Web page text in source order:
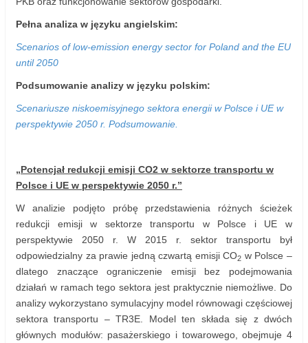
Pełna analiza w języku angielskim:
Scenarios of low-emission energy sector for Poland and the EU
until 2050
Podsumowanie analizy w języku polskim:
Scenariusze niskoemisyjnego sektora energii w Polsce i UE w
perspektywie 2050 r. Podsumowanie.
„Potencjał redukcji emisji CO2 w sektorze transportu w
Polsce i UE w perspektywie 2050 r.”
W analizie podjęto próbę przedstawienia różnych ścieżek
redukcji emisji w sektorze transportu w Polsce i UE w
perspektywie 2050 r. W 2015 r. sektor transportu był
odpowiedzialny za prawie jedną czwartą emisji CO2 w Polsce –
dlatego znaczące ograniczenie emisji bez podejmowania
działań w ramach tego sektora jest praktycznie niemożliwe. Do
analizy wykorzystano symulacyjny model równowagi częściowej
sektora transportu – TR3E. Model ten składa się z dwóch
głównych modułów: pasażerskiego i towarowego, obejmuje 4